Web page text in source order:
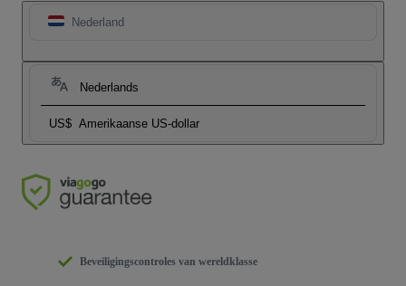
Nederland
Nederlands
US$ Amerikaanse US-dollar
Beveiligingscontroles van wereldklasse